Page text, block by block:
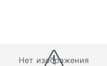
Нет изображения